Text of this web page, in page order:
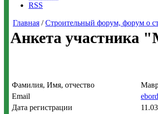
RSS
Главная /Строительный форум, форум о
Анкета участника
Фамилия, Имя, отчество
Email
Дата регистрации